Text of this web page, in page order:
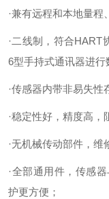
·兼有远程和本地量程
·二线制，符合HART
6型手持式通讯器进行
·传感器内带非易失性
·稳定性好，精度高，
·无机械传动部件，维
·全部通用件，传感
护更方便；